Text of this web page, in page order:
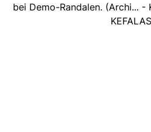
bei Demo-Randalen. (Archi... -
KEFALAS